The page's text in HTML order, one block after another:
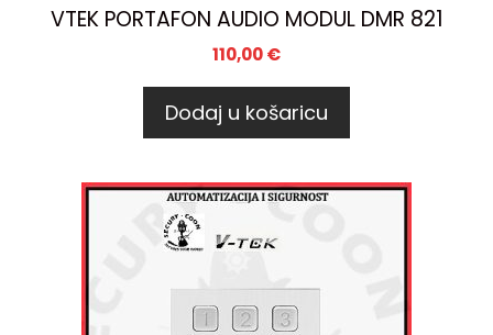
VTEK PORTAFON AUDIO MODUL DMR 821
110,00€
Dodaj u košaricu